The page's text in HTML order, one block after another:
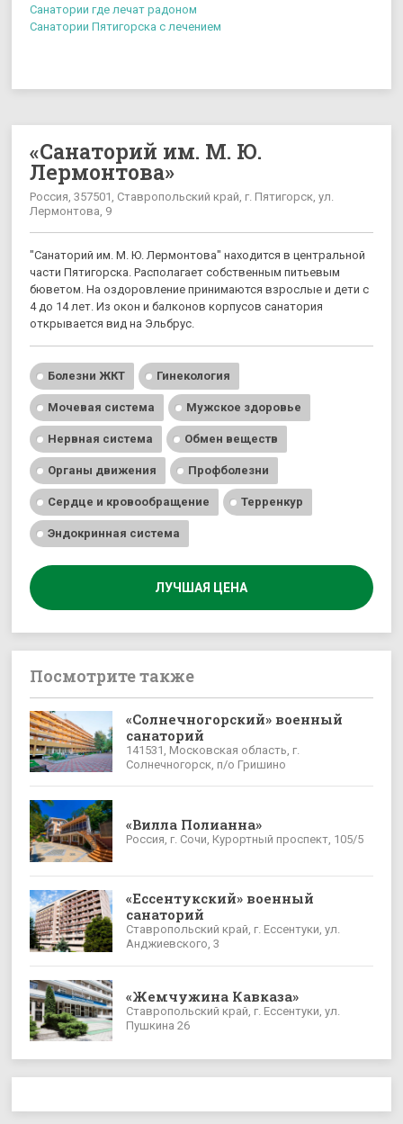
Санатории где лечат радоном
Санатории Пятигорска с лечением
«Санаторий им. М. Ю.
Лермонтова»
Россия, 357501, Ставропольский край, г. Пятигорск, ул.
Лермонтова, 9
"Санаторий им. М. Ю. Лермонтова" находится в центральной
части Пятигорска. Располагает собственным питьевым
бюветом. На оздоровление принимаются взрослые и дети с
4 до 14 лет. Из окон и балконов корпусов санатория
открывается вид на Эльбрус.
Болезни ЖКТ Гинекология
Мочевая система Мужское здоровье
Нервная система Обмен веществ
Органы движения Профболезни
Сердце и кровообращение Терренкур
Эндокринная система
ЛУЧШАЯ ЦЕНА
Посмотрите также
«Солнечногорский» военный
санаторий
141531, Московская область, г.
Солнечногорск, п/о Гришино
«Вилла Полианна»
Россия, г. Сочи, Курортный проспект, 105/5
«Ессентукский» военный
санаторий
Ставропольский край, г. Ессентуки, ул.
Анджиевского, 3
«Жемчужина Кавказа»
Ставропольский край, г. Ессентуки, ул.
Пушкина 26